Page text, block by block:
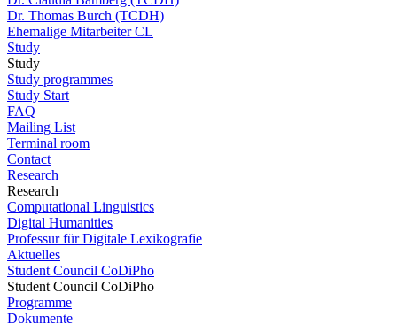
Dr. Thomas Burch (TCDH)
Ehemalige Mitarbeiter CL
Study
Study
Study programmes
Study Start
FAQ
Mailing List
Terminal room
Contact
Research
Research
Computational Linguistics
Digital Humanities
Professur für Digitale Lexikografie
Aktuelles
Student Council CoDiPho
Student Council CoDiPho
Programme
Dokumente